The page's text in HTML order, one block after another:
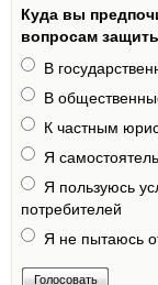
Куда вы
вопросам
В
В
К частным
Я
Я пользуюсь
потребителей
Я не пытаюсь